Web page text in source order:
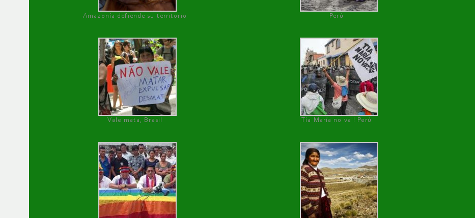
Amazonía defiende su territorio Perú
Vale mata, Brasil Tía María no va ! Perú